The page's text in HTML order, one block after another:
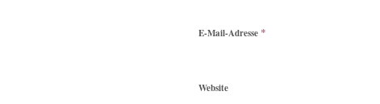
E-Mail-Adresse *
Website